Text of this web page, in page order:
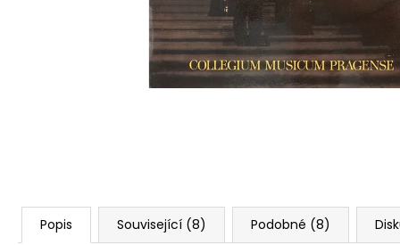
Popis Související (8) Podobné (8)